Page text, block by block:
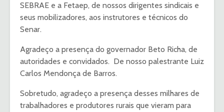
SEBRAE e a Fetaep, de nossos dirigentes sindicais e
seus mobilizadores, aos instrutores e técnicos do
Senar.
Agradeço a presença do governador Beto Richa, de
autoridades e convidados. De nosso palestrante Luiz
Carlos Mendonça de Barros.
Sobretudo, agradeço a presença desses milhares de
trabalhadores e produtores rurais que vieram para